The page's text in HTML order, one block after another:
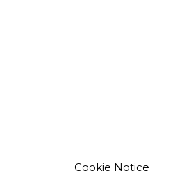
Cookie Notice